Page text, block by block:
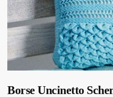
Borse Uncinetto